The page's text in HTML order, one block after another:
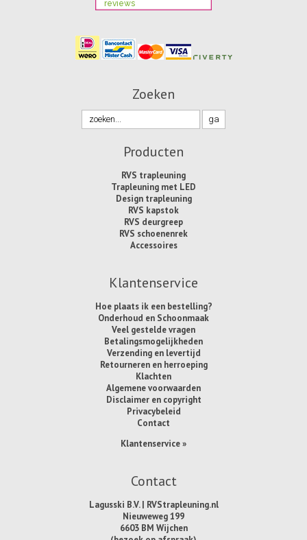
Zoeken
Producten
RVS trapleuning
Trapleuning met LED
Design trapleuning
RVS kapstok
RVS deurgreep
RVS schoenenrek
Accessoires
Klantenservice
Hoe plaats ik een bestelling?
Onderhoud en Schoonmaak
Veel gestelde vragen
Betalingsmogelijkheden
Verzending en levertijd
Retourneren en herroeping
Klachten
Algemene voorwaarden
Disclaimer en copyright
Privacybeleid
Contact
Klantenservice »
Contact
Lagusski B.V. | RVStrapleuning.nl
Nieuweweg 199
6603 BM Wijchen